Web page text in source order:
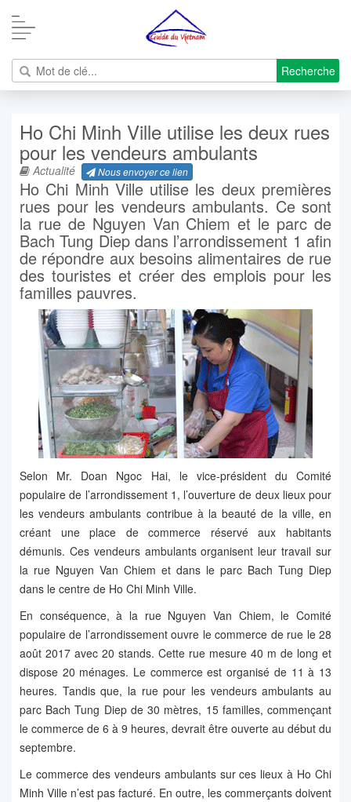
Recherche
Ho Chi Minh Ville utilise les deux rues
pour les vendeurs ambulants
Actualité Nous envoyer ce lien
Ho Chi Minh Ville utilise les deux premières
rues pour les vendeurs ambulants. Ce sont
la rue de Nguyen Van Chiem et le parc de
Bach Tung Diep dans l’arrondissement 1 afin
de répondre aux besoins alimentaires de rue
des touristes et créer des emplois pour les
familles pauvres.
Selon Mr. Doan Ngoc Hai, le vice-président du Comité
populaire de l’arrondissement 1, l’ouverture de deux lieux pour
les vendeurs ambulants contribue à la beauté de la ville, en
créant une place de commerce réservé aux habitants
démunis. Ces vendeurs ambulants organisent leur travail sur
la rue Nguyen Van Chiem et dans le parc Bach Tung Diep
dans le centre de Ho Chi Minh Ville.
En conséquence, à la rue Nguyen Van Chiem, le Comité
populaire de l’arrondissement ouvre le commerce de rue le 28
août 2017 avec 20 stands. Cette rue mesure 40 m de long et
dispose 20 ménages. Le commerce est organisé de 11 à 13
heures. Tandis que, la rue pour les vendeurs ambulants au
parc Bach Tung Diep de 30 mètres, 15 familles, commençant
le commerce de 6 à 9 heures, devrait être ouverte au début du
septembre.
Le commerce des vendeurs ambulants sur ces lieux à Ho Chi
Minh Ville n’est pas facturé. En outre, les commerçants doivent